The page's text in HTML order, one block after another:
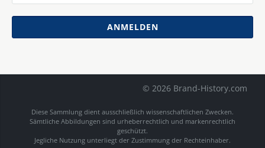
ANMELDEN
© 2026 Brand-History.com
Diese Sammlung dient ausschließlich wissenschaftlichen Zwecken.
Sämtliche Abbildungen sind urheberrechtlich und markenrechtlich
geschützt.
Jegliche Nutzung unterliegt der Zustimmung der Rechteinhaber.